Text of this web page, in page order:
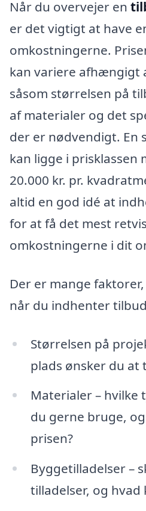
Når du overvejer en
er det vigtigt at have
omkostningerne.
kan variere afhængigt
såsom størrelsen på
af materialer og det
der er nødvendigt. En
kan ligge i prisklassen
20.000 kr. pr.
altid en god idé at
for at få det mest
omkostningerne i dit
Der er mange
når du indhenter
Størrelsen på
plads ønsker du at
Materialer – hvilke
du gerne bruge,
prisen?
Byggetilladelser –
tilladelser, og hvad